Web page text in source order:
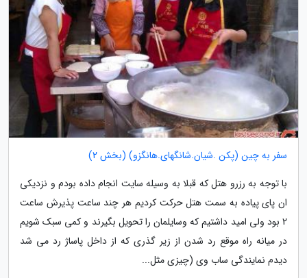
سفر به چین (پکن .شیان.شانگهای.هانگزو) (بخش 2)
با توجه به رزرو هتل که قبلا به وسیله سایت انجام داده بودم و نزدیکی
ان پای پیاده به سمت هتل حرکت کردیم هر چند ساعت پذیرش ساعت
2 بود ولی امید داشتیم که وسایلمان را تحویل بگیرند و کمی سبک شویم
در میانه راه موقع رد شدن از زیر گذری که از داخل پاساژ رد می شد
دیدم نمایندگی ساب وی (چیزی مثل...